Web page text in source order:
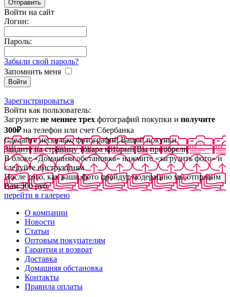
Войти на сайт
Логин:
Пароль:
Забыли свой пароль?
Запомнить меня
Зарегистрироваться
Войти как пользователь:
Загрузите не меннее трех фотографий покупки и получите
300₽на телефон или счет Сбербанка
Сделайте несколько фотографий Вашей покупки
Зайдите на страницу товара который Вы приобрели
В блоке «Домашняя обстановка» нажмите «загрузить фото» и
следуйте инструкциям
После того, как ваши фото пройдут модерацию мы отправим
Вам 300 руб
перейти в галерею
О компании
Новости
Статьи
Оптовым покупателям
Гарантия и возврат
Доставка
Домашняя обстановка
Контакты
Правила оплаты